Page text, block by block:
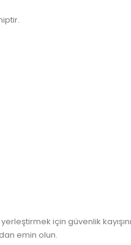
için güvenlik
emin olun.